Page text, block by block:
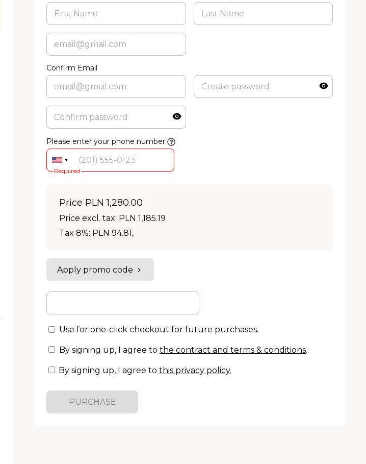
Confirm Email
Please enter your phone number
Required
Price PLN 1,280.00
Price excl. tax: PLN 1,185.19
Tax 8%: PLN 94.81,
Apply promo code
Use for one-click checkout for future purchases.
By signing up, I agree to the contract and terms & conditions.
By signing up, I agree to this privacy policy.
PURCHASE